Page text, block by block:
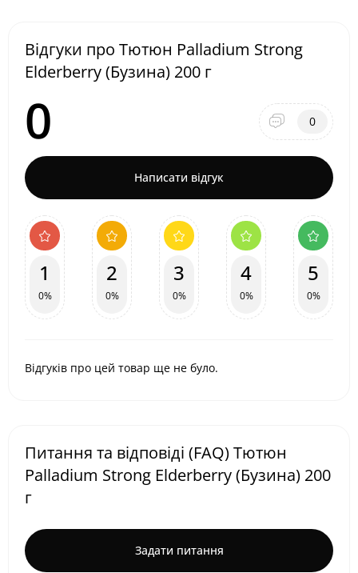
Відгуки про Тютюн Palladium Strong
Elderberry (Бузина) 200 г
0 0
Написати відгук
1
0%
2
0%
3
0%
4
0%
5
0%
Відгуків про цей товар ще не було.
Питання та відповіді (FAQ) Тютюн
Palladium Strong Elderberry (Бузина) 200
г
Задати питання